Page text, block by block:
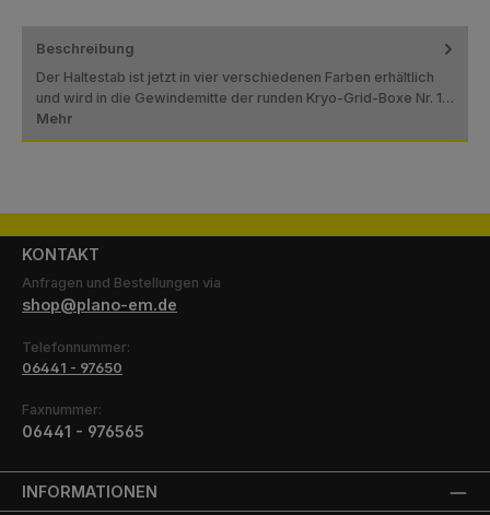
Beschreibung
Der Haltestab ist jetzt in vier verschiedenen Farben erhältlich
und wird in die Gewindemitte der runden Kryo-Grid-Boxe Nr. 1…
Mehr
KONTAKT
Anfragen und Bestellungen via
shop@plano-em.de
Telefonnummer:
06441 - 97650
Faxnummer:
06441 - 976565
INFORMATIONEN